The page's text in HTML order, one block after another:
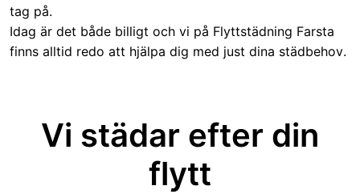
tag på.
Idag är det både billigt och vi på Flyttstädning Farsta
finns alltid redo att hjälpa dig med just dina städbehov.
Vi städar efter din
flytt